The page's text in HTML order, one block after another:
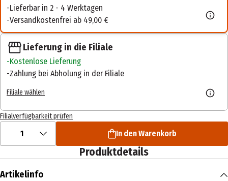
Lieferbar in 2 - 4 Werktagen
Versandkostenfrei ab 49,00 €
Lieferung in die Filiale
Kostenlose Lieferung
Zahlung bei Abholung in der Filiale
Filiale wählen
Filialverfügbarkeit prüfen
1 In den Warenkorb
Produktdetails
Artikelinfo